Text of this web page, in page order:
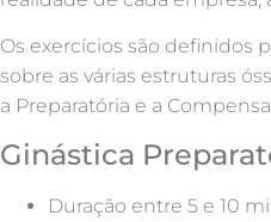
Os exercícios são definidos
sobre as várias estruturas
a Preparatória e a
Ginástica
Duração entre 5 e 10